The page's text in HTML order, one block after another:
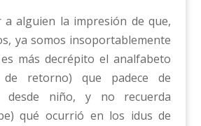
a alguien la impresión de que,
ya somos insoportablemente
más decrépito el analfabeto
retorno) que padece de
desde niño, y no recuerda
qué ocurrió en los idus de